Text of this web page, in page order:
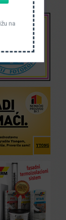
na